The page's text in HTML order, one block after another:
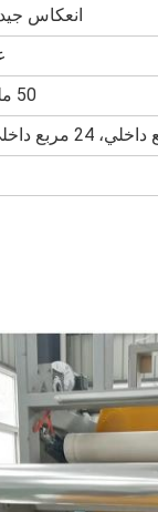
انعكاس
50 مليمتر*45.72 متر لكل لفة